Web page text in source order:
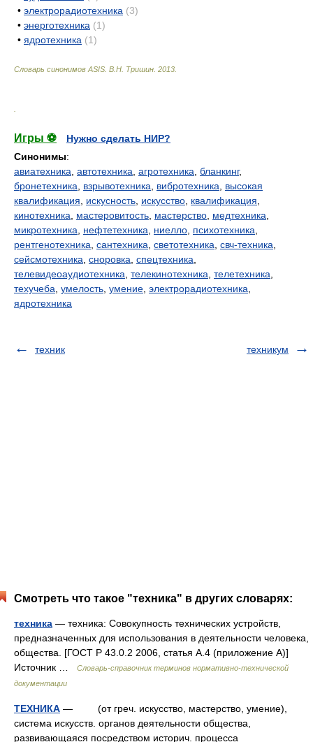
• электрорадиотехника (3)
• энерготехника (1)
• ядротехника (1)
Словарь синонимов ASIS. В.Н. Тришин 2013
Игры ⚽
Нужно сделать НИР?
Синонимы:
авиатехника автотехника агротехника бланкинг,
бронетехника
взрывотехника вибротехника
высокая
квалификация
искусность искусство квалификация
кинотехника
мастеровитость мастерство медтехника
микротехника
нефтетехника ниелло психотехника
рентгенотехника сантехника светотехника свч-техника
сейсмотехника сноровка спецтехника
телевидеоаудиотехника телекинотехника телетехника
техучеба умелость умение электрорадиотехника
ядротехника
техник техникум
Смотреть что такое "техника" в других словарях:
техника — техника: Совокупность технических устройств,
предназначенных для использования в деятельности человека,
общества. [ГОСТ Р 43.0.2 2006, статья А.4 (приложение А)]
Источник …
Словарь-справочник терминов нормативно-технической
документации
ТЕХНИКА — (от греч. искусство, мастерство, умение),
система искусств. органов деятельности общества,
развивающаяся посредством историч. процесса